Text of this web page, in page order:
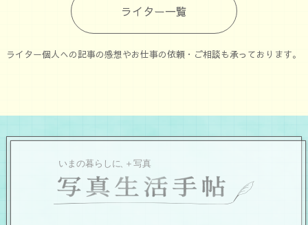
ライター一覧
ライター個人への記事の感想やお仕事の依頼・ご相談も承っております。